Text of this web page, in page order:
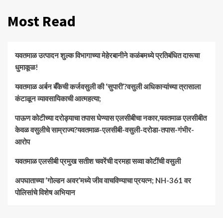
Most Read
यवतमाळ उत्पादन शुल्क विभागाच्या मेहेरबानीने कळंबमध्ये प्रतिबंधित दारूचा
धुमाकूळ!
​यवतमाळ अर्बन बँकेची कर्जवसुली की ‘सुपारी’?वसुली अधिकाऱ्यांच्या त्रासाला
कंटाळून व्यावसायिकाची आत्महत्या;
पाऊण कोटीच्या दरोड्याचा तपास घेण्यास एलसीबीचा नकार,यवतमाळ एलसीबीत
केवळ वसुलीचे साम्राज्य?यवतमाळ-एलसीबी-वसुली-दरोडा-तपास-गंभीर-
आरोप
यवतमाळ एलसीबी प्रमुख सतीश चवरेंची दरमहा सव्वा कोटींची वसुली
अपघाताच्या ‘गोल्डन अवर’मध्ये जीव वाचविण्याचा प्रयत्न; NH-361 वर
पोलिसांचे विशेष अभियान